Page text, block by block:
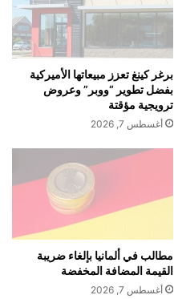
برغر كينغ تعزز مبيعاتها الأميركية
بفضل تطوير “ووبر” وعروض
ترويجية مؤقتة
أغسطس 7, 2026
مطالب في ألمانيا بإلغاء ضريبة
القيمة المضافة المخفضة
أغسطس 7, 2026